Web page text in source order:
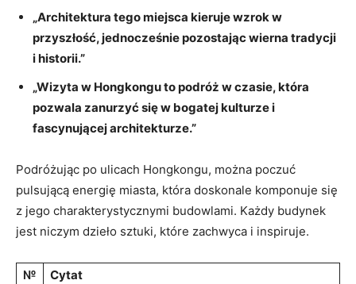
„Architektura tego miejsca kieruje wzrok w
⁤przyszłość,‍ jednocześnie pozostając wierna tradycji
i historii.”
„Wizyta ⁤w Hongkongu to podróż w ⁣czasie, która
⁤pozwala zanurzyć się⁢ w bogatej kulturze i⁤
fascynującej architekturze.”
Podróżując po ulicach Hongkongu, ​można poczuć‍
pulsującą ‍energię miasta, która doskonale komponuje⁤ się
z jego charakterystycznymi⁤ budowlami. Każdy budynek
jest niczym dzieło sztuki, które ⁢zachwyca i inspiruje.
№ Cytat